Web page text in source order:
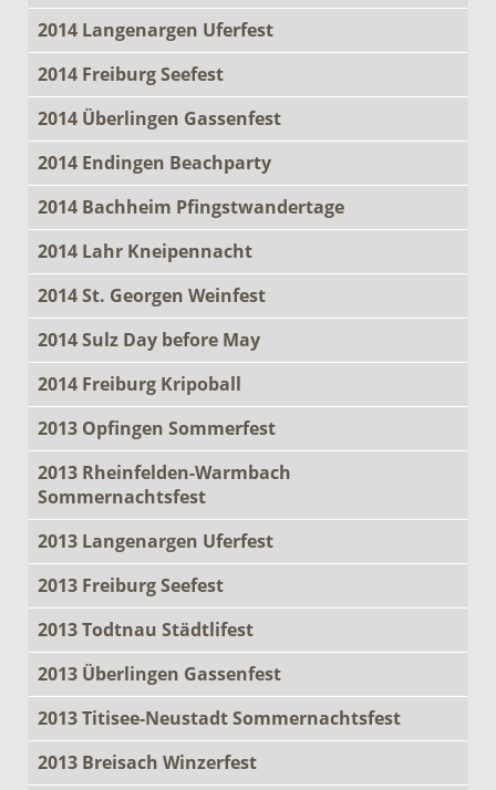
2014 Langenargen Uferfest
2014 Freiburg Seefest
2014 Überlingen Gassenfest
2014 Endingen Beachparty
2014 Bachheim Pfingstwandertage
2014 Lahr Kneipennacht
2014 St. Georgen Weinfest
2014 Sulz Day before May
2014 Freiburg Kripoball
2013 Opfingen Sommerfest
2013 Rheinfelden-Warmbach
Sommernachtsfest
2013 Langenargen Uferfest
2013 Freiburg Seefest
2013 Todtnau Städtlifest
2013 Überlingen Gassenfest
2013 Titisee-Neustadt Sommernachtsfest
2013 Breisach Winzerfest